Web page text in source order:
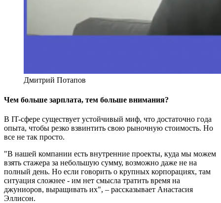
Дмитрий Потапов
Чем больше зарплата, тем больше внимания?
В IT-сфере существует устойчивый миф, что достаточно года
опыта, чтобы резко взвинтить свою рыночную стоимость. Но
все не так просто.
"В нашей компании есть внутренние проекты, куда мы можем
взять стажера за небольшую сумму, возможно даже не на
полный день. Но если говорить о крупных корпорациях, там
ситуация сложнее - им нет смысла тратить время на
джуниоров, выращивать их", – рассказывает Анастасия
Эллисон.